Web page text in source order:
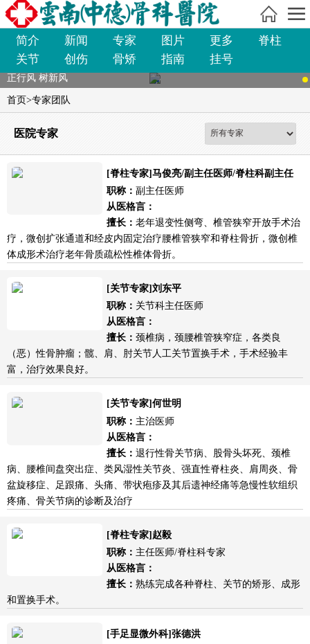
简介 新闻 专家 图片 更多
脊柱
关节
创伤 骨矫 指南 挂号
正行风 树新风
首页>专家团队
医院专家
[脊柱专家]马俊亮/副主任医师/脊柱科副主任
职称： 副主任医师
从医格言：
擅长： 老年退变性侧弯、椎管狭窄开放手术治
疗，微创扩张通道和经皮内固定治疗腰椎管狭窄和脊柱骨折，微创椎
体成形术治疗老年骨质疏松性椎体骨折。
[关节专家]刘东平
职称： 关节科主任医师
从医格言：
擅长： 颈椎病，颈腰椎管狭窄症，各类良
（恶）性骨肿瘤；髋、肩、肘关节人工关节置换手术，手术经验丰
富，治疗效果良好。
[关节专家]何世明
职称： 主治医师
从医格言：
擅长： 退行性骨关节病、股骨头坏死、颈椎
病、腰椎间盘突出症、类风湿性关节炎、强直性脊柱炎、肩周炎、骨
盆旋移症、足跟痛、头痛、带状疱疹及其后遗神经痛等急慢性软组织
疼痛、骨关节病的诊断及治疗
[脊柱专家]赵毅
职称： 主任医师/脊柱科专家
从医格言：
擅长： 熟练完成各种脊柱、关节的矫形、成形
和置换手术。
[手足显微外科]张德洪